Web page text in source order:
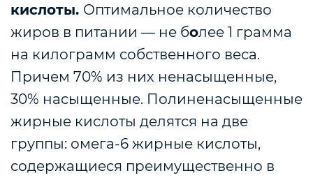
кислоты. Оптимальное количество
жиров в питании — не более 1 грамма
на килограмм собственного веса.
Причем 70% из них ненасыщенные,
30% насыщенные. Полиненасыщенные
жирные кислоты делятся на две
группы: омега-6 жирные кислоты,
содержащиеся преимущественно в